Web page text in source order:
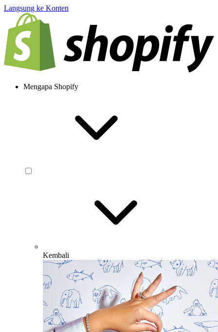
Langsung ke Konten
Mengapa Shopify
Kembali